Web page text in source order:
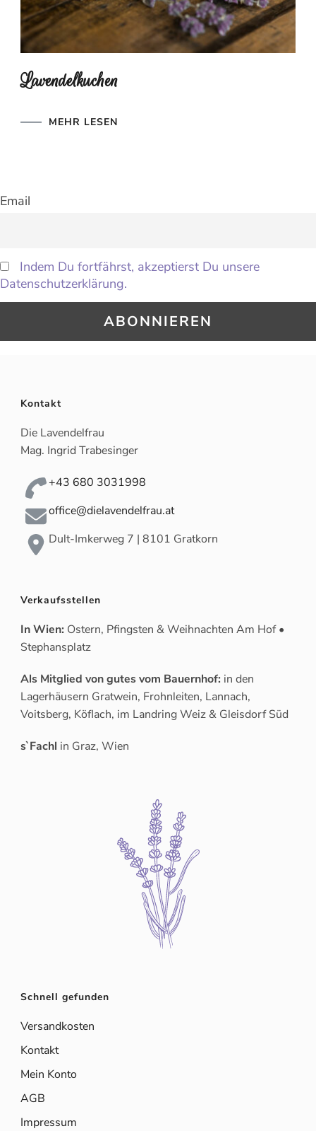
Lavendelkuchen
MEHR LESEN
Email
Indem Du fortfährst, akzeptierst Du unsere
Datenschutzerklärung.
Kontakt
Die Lavendelfrau
Mag. Ingrid Trabesinger
+43 680 3031998
office@dielavendelfrau.at
Dult-Imkerweg 7 | 8101 Gratkorn
Verkaufsstellen
In Wien: Ostern, Pfingsten & Weihnachten Am Hof •
Stephansplatz
Als Mitglied von gutes vom Bauernhof: in den
Lagerhäusern Gratwein, Frohnleiten, Lannach,
Voitsberg, Köflach, im Landring Weiz & Gleisdorf Süd
s`Fachl in Graz, Wien
Schnell gefunden
Versandkosten
Kontakt
Mein Konto
AGB
Impressum